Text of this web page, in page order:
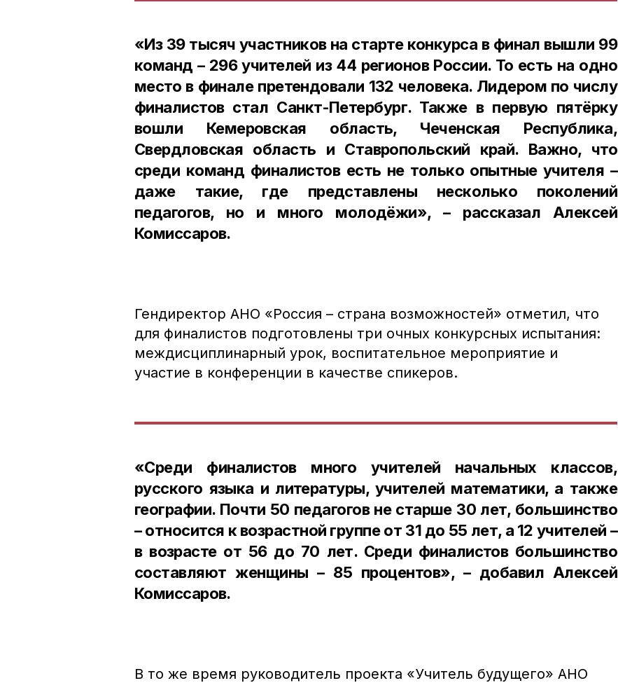
«Из 39 тысяч участников на старте конкурса в финал вышли 99
команд – 296 учителей из 44 регионов России. То есть на одно
место в финале претендовали 132 человека. Лидером по числу
финалистов стал Санкт-Петербург. Также в первую пятëрку
вошли Кемеровская область, Чеченская Республика,
Свердловская область и Ставропольский край. Важно, что
среди команд финалистов есть не только опытные учителя –
даже такие, где представлены несколько поколений
педагогов, но и много молодëжи», – рассказал Алексей
Комиссаров.
Гендиректор АНО «Россия – страна возможностей» отметил, что
для финалистов подготовлены три очных конкурсных испытания:
междисциплинарный урок, воспитательное мероприятие и
участие в конференции в качестве спикеров.
«Среди финалистов много учителей начальных классов,
русского языка и литературы, учителей математики, а также
географии. Почти 50 педагогов не старше 30 лет, большинство
– относится к возрастной группе от 31 до 55 лет, а 12 учителей –
в возрасте от 56 до 70 лет. Среди финалистов большинство
составляют женщины – 85 процентов», – добавил Алексей
Комиссаров.
В то же время руководитель проекта «Учитель будущего» АНО